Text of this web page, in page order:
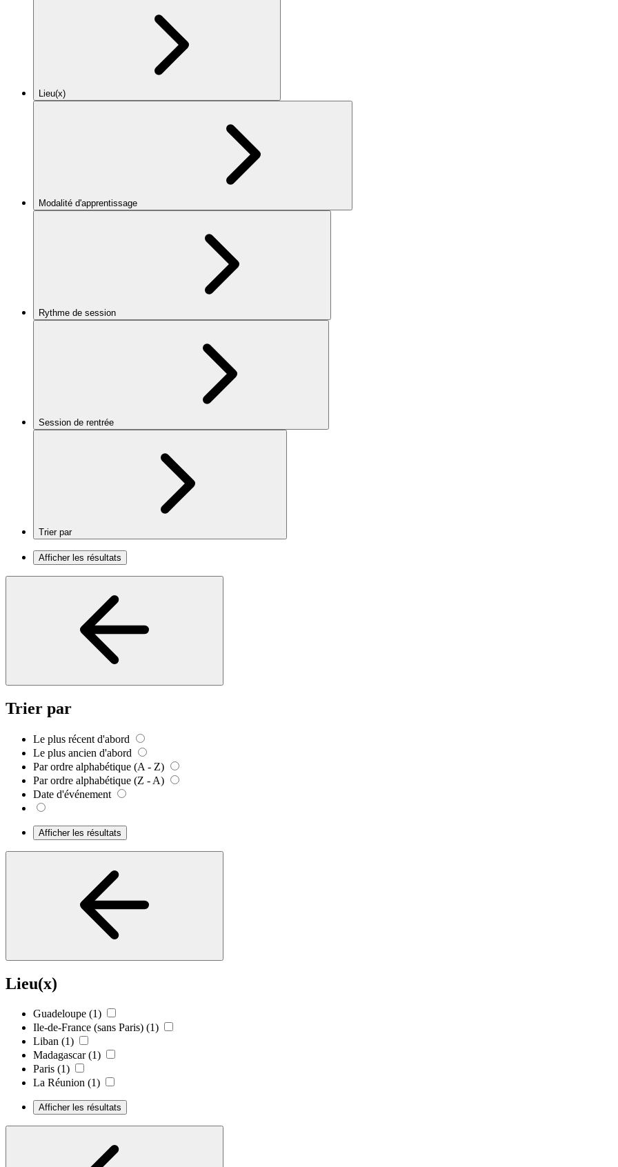
Lieu(x)
Modalité d'apprentissage
Rythme de session
Session de rentrée
Trier par
Afficher les résultats
Trier par
Le plus récent d'abord
Le plus ancien d'abord
Par ordre alphabétique (A - Z)
Par ordre alphabétique (Z - A)
Date d'événement
Afficher les résultats
Lieu(x)
Guadeloupe (1)
Ile-de-France (sans Paris) (1)
Liban (1)
Madagascar (1)
Paris (1)
La Réunion (1)
Afficher les résultats